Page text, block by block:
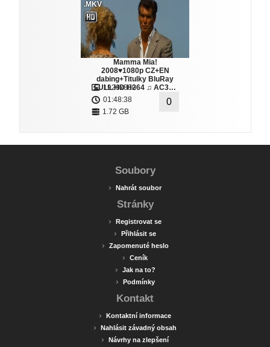
.MKV
Mamma Mia!
2008♥1080p CZ+EN
dabing+Titulky BluRay
FULL HD H264 ♫ AC3…
1920x800
01:48:38
1.72 GB
0
Soubory
› Nahrát soubor
Stránky
› Registrovat se
› Přihlásit se
› Zapomenuté heslo
› Ceník
› Jak na to?
› Podmínky
Kontakt
› Kontaktní informace
› Nahlásit závadný obsah
› Návrhy na zlepšení